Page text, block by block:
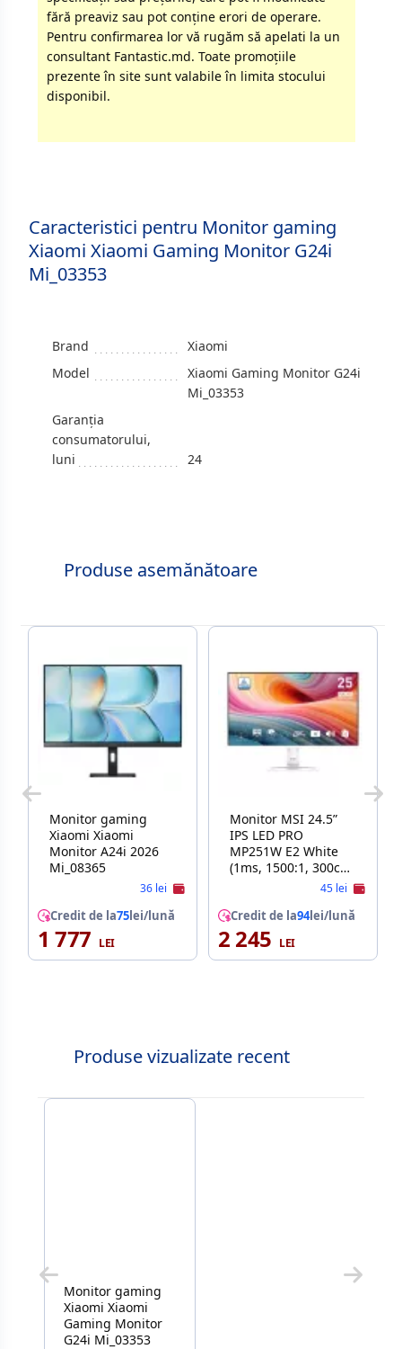
fără preaviz sau pot conţine erori de operare.
Pentru confirmarea lor vă rugăm să apelati la un
consultant Fantastic.md. Toate promoţiile
prezente în site sunt valabile în limita stocului
disponibil.
Caracteristici pentru Monitor gaming
Xiaomi Xiaomi Gaming Monitor G24i
Mi_03353
Brand
Xiaomi
Model
Xiaomi Gaming Monitor G24i
Mi_03353
Garanția
consumatorului,
luni
24
Produse asemănătoare
Monitor gaming
Xiaomi Xiaomi
Monitor A24i 2026
Mi_08365
36 lei
Credit de la75lei/lună
1 777
Monitor MSI 24.5”
IPS LED PRO
MP251W E2 White
(1ms, 1500:1, 300cd,
HDMI, Adaptive
FreeSync, Refresh
Rate 120Hz, Audio
Line-in/out,
45 lei
Credit de la94lei/lună
2 245
Produse vizualizate recent
Monitor gaming
Xiaomi Xiaomi
Gaming Monitor
G24i Mi_03353